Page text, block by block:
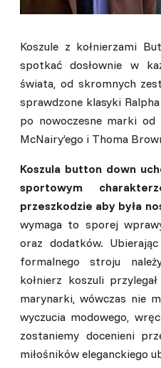
Koszule z kołnierzami
spotkać dosłownie w
świata, od skromnych
sprawdzone klasyki
po nowoczesne marki
McNairy’ego i Thoma
Koszula button down
sportowym
przeszkodzie aby była
wymaga to sporej
oraz dodatków.
formalnego stroju
kołnierz koszuli
marynarki, wówczas nie
wyczucia modowego,
zostaniemy docenieni
miłośników eleganckiego